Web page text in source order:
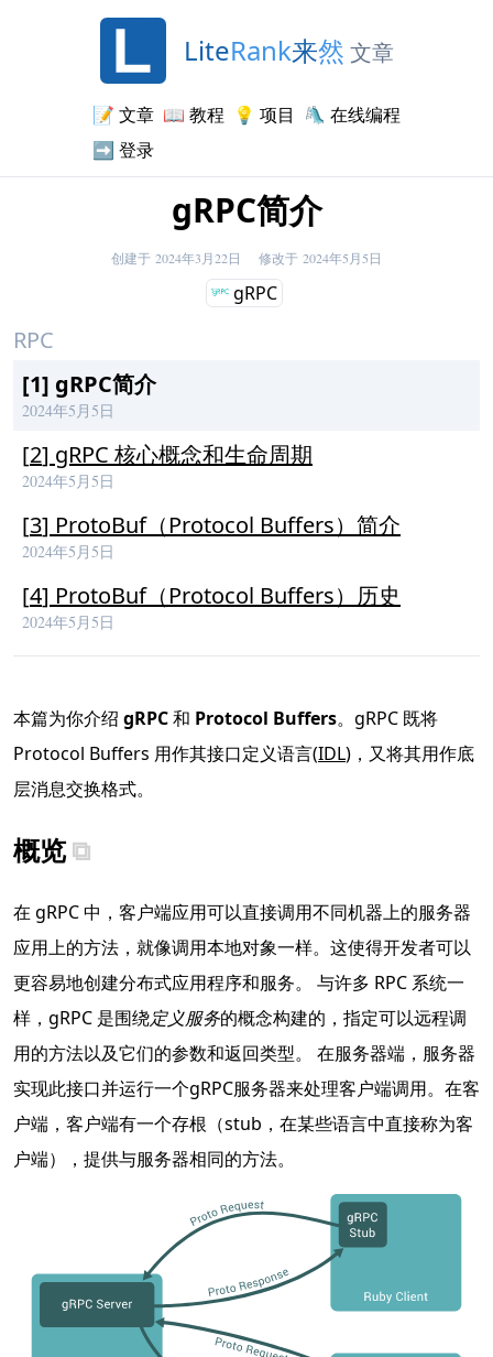
LiteRank来然 文章
📝 文章 📖 教程 💡 项目 🛝 在线编程
➡️ 登录
gRPC简介
创建于 2024年3月22日 修改于 2024年5月5日
gRPC
RPC
[1] gRPC简介
2024年5月5日
[2] gRPC 核心概念和生命周期
2024年5月5日
[3] ProtoBuf（Protocol Buffers）简介
2024年5月5日
[4] ProtoBuf（Protocol Buffers）历史
2024年5月5日
本篇为你介绍 gRPC和 Protocol Buffers。gRPC 既将
Protocol Buffers 用作其接口定义语言(IDL)，又将其用作底
层消息交换格式。
概览
在 gRPC 中，客户端应用可以直接调用不同机器上的服务器
应用上的方法，就像调用本地对象一样。这使得开发者可以
更容易地创建分布式应用程序和服务。 与许多 RPC 系统一
样，gRPC 是围绕定义服务的概念构建的，指定可以远程调
用的方法以及它们的参数和返回类型。 在服务器端，服务器
实现此接口并运行一个gRPC服务器来处理客户端调用。在客
户端，客户端有一个存根（stub，在某些语言中直接称为客
户端），提供与服务器相同的方法。